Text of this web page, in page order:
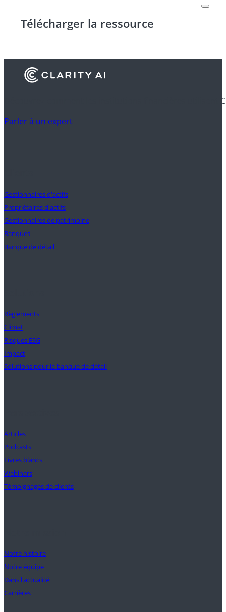
Télécharger la ressource
Découvrez comment les institutions financières utilisent
Parler à un expert
Gestionnaires d'actifs
Propriétaires d'actifs
Gestionnaires de patrimoine
Banques
Banque de détail
Règlements
Climat
Risques ESG
Impact
Solutions pour la banque de détail
Articles
Podcasts
Livres blancs
Webinars
Témoignages de clients
Notre histoire
Notre équipe
Dans l'actualité
Carrières